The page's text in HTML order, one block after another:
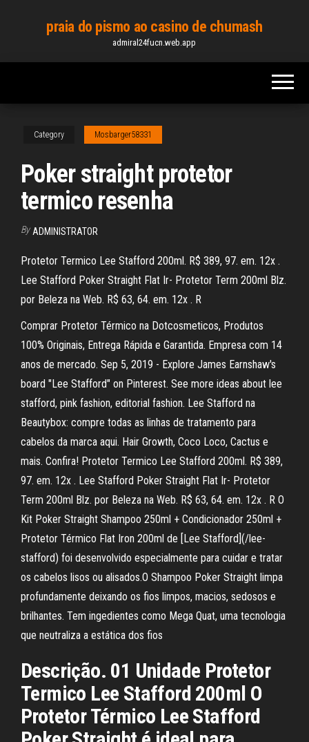
content
praia do pismo ao casino de chumash
admiral24fucn.web.app
Category Mosbarger58331
Poker straight protetor
termico resenha
By ADMINISTRATOR
Protetor Termico Lee Stafford 200ml. R$ 389, 97. em. 12x .
Lee Stafford Poker Straight Flat Ir- Protetor Term 200ml Blz.
por Beleza na Web. R$ 63, 64. em. 12x . R
Comprar Protetor Térmico na Dotcosmeticos, Produtos
100% Originais, Entrega Rápida e Garantida. Empresa com 14
anos de mercado. Sep 5, 2019 - Explore James Earnshaw's
board "Lee Stafford" on Pinterest. See more ideas about lee
stafford, pink fashion, editorial fashion. Lee Stafford na
Beautybox: compre todas as linhas de tratamento para
cabelos da marca aqui. Hair Growth, Coco Loco, Cactus e
mais. Confira! Protetor Termico Lee Stafford 200ml. R$ 389,
97. em. 12x . Lee Stafford Poker Straight Flat Ir- Protetor
Term 200ml Blz. por Beleza na Web. R$ 63, 64. em. 12x . R O
Kit Poker Straight Shampoo 250ml + Condicionador 250ml +
Protetor Térmico Flat Iron 200ml de [Lee Stafford](/lee-
stafford) foi desenvolvido especialmente para cuidar e tratar
os cabelos lisos ou alisados.O Shampoo Poker Straight limpa
profundamente deixando os fios limpos, macios, sedosos e
brilhantes. Tem ingedientes como Mega Quat, uma tecnologia
que neutraliza a estática dos fios
Descrição. 01 Unidade Protetor
Termico Lee Stafford 200ml O
Protetor Térmico Lee Stafford